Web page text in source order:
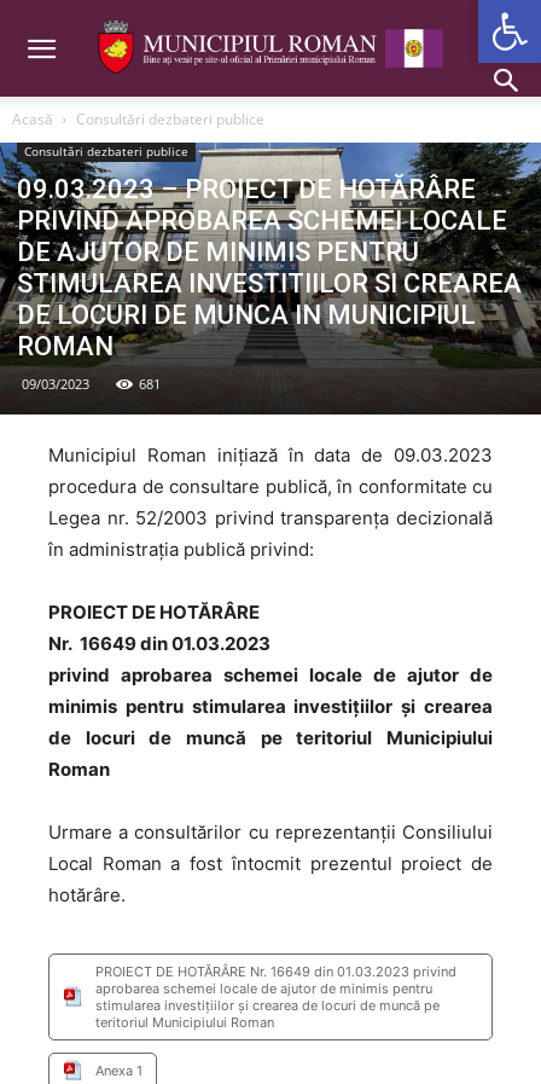
Acasă Consultări dezbateri publice
Consultări dezbateri publice
09.03.2023 – PROIECT DE HOTĂRÂRE
PRIVIND APROBAREA SCHEMEI LOCALE
DE AJUTOR DE MINIMIS PENTRU
STIMULAREA INVESTITIILOR SI CREAREA
DE LOCURI DE MUNCA IN MUNICIPIUL
ROMAN
09/03/2023 681
Municipiul Roman inițiază în data de 09.03.2023
procedura de consultare publică, în conformitate cu
Legea nr. 52/2003 privind transparența decizională
în administrația publică privind:
PROIECT DE HOTĂRÂRE
Nr. 16649 din 01.03.2023
privind aprobarea schemei locale de ajutor de
minimis pentru stimularea investițiilor și crearea
de locuri de muncă pe teritoriul Municipiului
Roman
Urmare a consultărilor cu reprezentanții Consiliului
Local Roman a fost întocmit prezentul proiect de
hotărâre.
PROIECT DE HOTĂRÂRE Nr. 16649 din 01.03.2023 privind
aprobarea schemei locale de ajutor de minimis pentru
stimularea investițiilor și crearea de locuri de muncă pe
teritoriul Municipiului Roman
Anexa 1